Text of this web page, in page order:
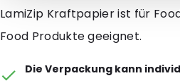
LamiZip Kraftpapier ist für
Food Produkte geeignet.
Die Verpackung kann